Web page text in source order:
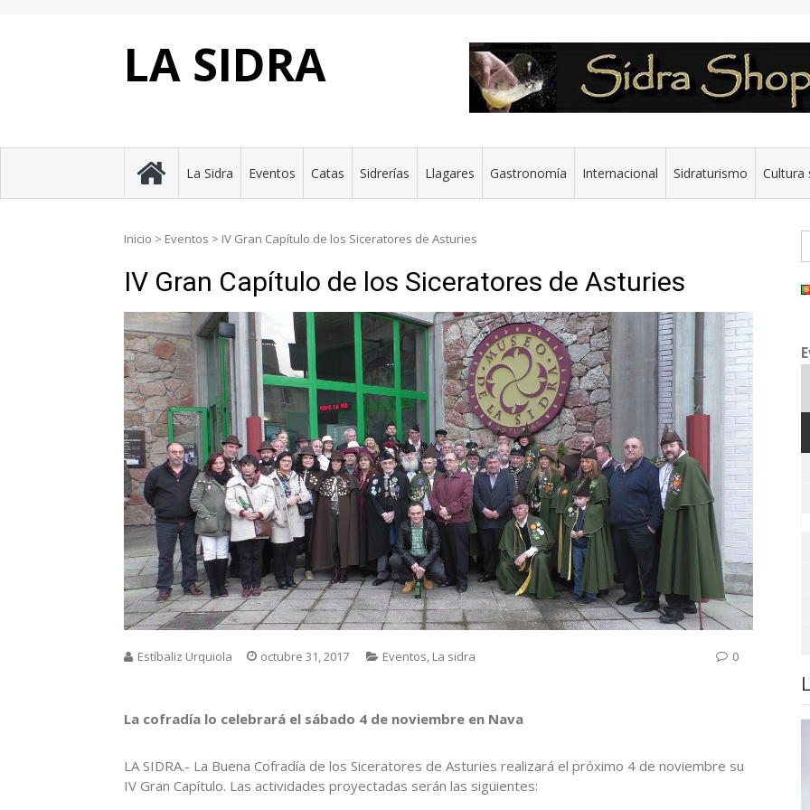
LA SIDRA
La Sidra Eventos Catas Sidrerías Llagares Gastronomía Internacional Sidraturismo Cultura
Inicio > Eventos > IV Gran Capítulo de los Siceratores de Asturies
IV Gran Capítulo de los Siceratores de Asturies
Estíbaliz Urquiola octubre 31, 2017 Eventos, La sidra 0
La cofradía lo celebrará el sábado 4 de noviembre en Nava
LA SIDRA.- La Buena Cofradía de los Siceratores de Asturies realizará el próximo 4 de noviembre su
IV Gran Capítulo. Las actividades proyectadas serán las siguientes: